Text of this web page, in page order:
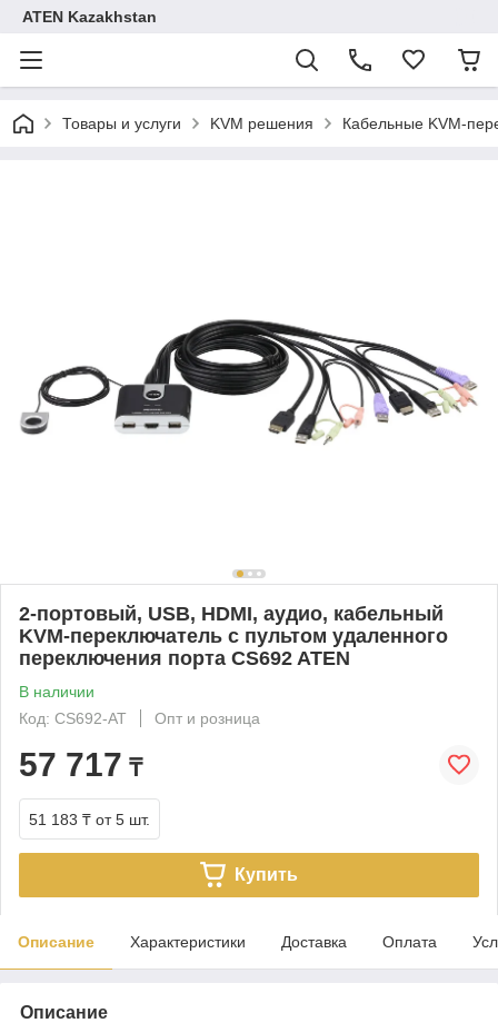
ATEN Kazakhstan
Товары и услуги KVM решения Кабельные KVM-
2-портовый, USB, HDMI, аудио, кабельный
KVM-переключатель с пультом удаленного
переключения порта CS692 ATEN
В наличии
Код: CS692-AT
Опт и розница
57 717 ₸
51 183 ₸ от 5 шт.
Купить
Описание Характеристики Доставка Оплата
Описание